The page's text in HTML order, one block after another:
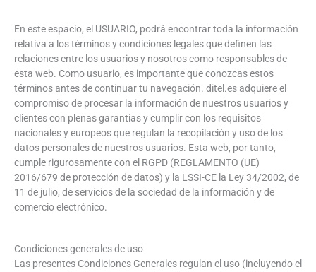
En este espacio, el USUARIO, podrá encontrar toda la información
relativa a los términos y condiciones legales que definen las
relaciones entre los usuarios y nosotros como responsables de
esta web. Como usuario, es importante que conozcas estos
términos antes de continuar tu navegación. ditel.es adquiere el
compromiso de procesar la información de nuestros usuarios y
clientes con plenas garantías y cumplir con los requisitos
nacionales y europeos que regulan la recopilación y uso de los
datos personales de nuestros usuarios. Esta web, por tanto,
cumple rigurosamente con el RGPD (REGLAMENTO (UE)
2016/679 de protección de datos) y la LSSI-CE la Ley 34/2002, de
11 de julio, de servicios de la sociedad de la información y de
comercio electrónico.
Condiciones generales de uso
Las presentes Condiciones Generales regulan el uso (incluyendo el